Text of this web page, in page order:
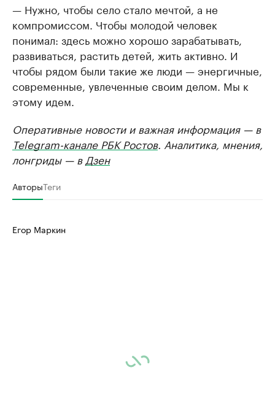
— Нужно, чтобы село стало мечтой, а не
компромиссом. Чтобы молодой человек
понимал: здесь можно хорошо зарабатывать,
развиваться, растить детей, жить активно. И
чтобы рядом были такие же люди — энергичные,
современные, увлеченные своим делом. Мы к
этому идем.
Оперативные новости и важная информация — в
Telegram-канале РБК Ростов. Аналитика, мнения,
лонгриды — вДзен
АвторыТеги
Егор Маркин